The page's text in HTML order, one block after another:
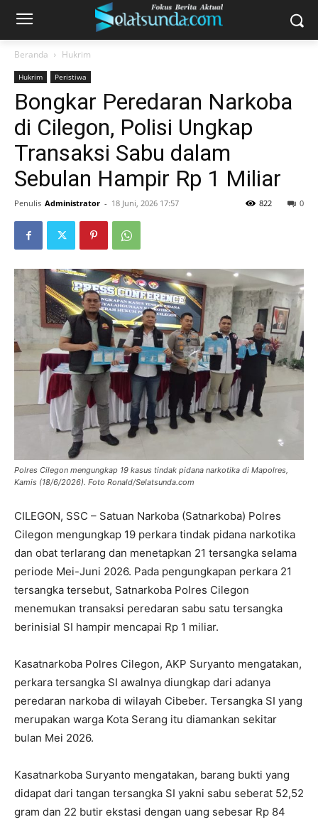
Beranda Hukrim
Hukrim Peristiwa
Bongkar Peredaran Narkoba
di Cilegon, Polisi Ungkap
Transaksi Sabu dalam
Sebulan Hampir Rp 1 Miliar
Penulis Administrator - 18 Juni, 2026 17:57 0
822
Polres Cilegon mengungkap 19 kasus tindak pidana narkotika di Mapolres,
Kamis (18/6/2026). Foto Ronald/Selatsunda.com
CILEGON, SSC – Satuan Narkoba (Satnarkoba) Polres
Cilegon mengungkap 19 perkara tindak pidana narkotika
dan obat terlarang dan menetapkan 21 tersangka selama
periode Mei-Juni 2026. Pada pengungkapan perkara 21
tersangka tersebut, Satnarkoba Polres Cilegon
menemukan transaksi peredaran sabu satu tersangka
berinisial SI hampir mencapai Rp 1 miliar.
Kasatnarkoba Polres Cilegon, AKP Suryanto mengatakan,
perkara tersangka SI awalnya diungkap dari adanya
peredaran narkoba di wilayah Cibeber. Tersangka SI yang
merupakan warga Kota Serang itu diamankan sekitar
bulan Mei 2026.
Kasatnarkoba Suryanto mengatakan, barang bukti yang
didapat dari tangan tersangka SI yakni sabu seberat 52,52
gram dan 22 butir ekstasi dengan uang sebesar Rp 84